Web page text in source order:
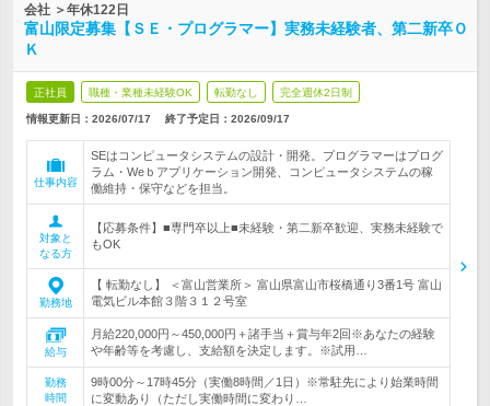
会社 ＞年休122日
富山限定募集【ＳＥ・プログラマー】実務未経験者、第二新卒Ｏ
Ｋ
正社員 職種・業種未経験OK 転勤なし 完全週休2日制
情報更新日：2026/07/17 終了予定日： 2026/09/17
仕事内容
SEはコンピュータシステムの設計・開発。プログラマーはプログ
ラム・Weｂアプリケーション開発、コンピュータシステムの稼
働維持・保守などを担当。
対象と
なる方
【応募条件】■専門卒以上■未経験・第二新卒歓迎、実務未経験で
もOK
勤務地
【 転勤なし】 ＜富山営業所＞ 富山県富山市桜橋通り3番1号 富山
電気ビル本館３階３１２号室
給与
月給220,000円～450,000円＋諸手当＋賞与年2回※あなたの経験
や年齢等を考慮し、支給額を決定します。※試用…
勤務
時間
9時00分～17時45分（実働8時間／1日）※常駐先により始業時間
に変動あり（ただし実働時間に変わり…